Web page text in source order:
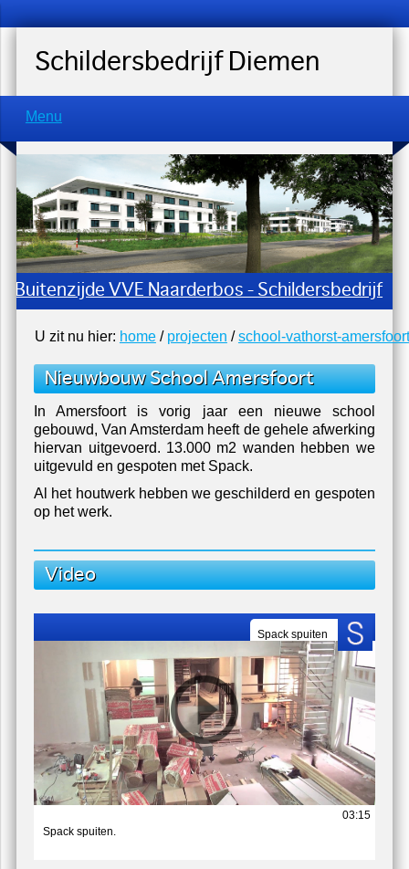
Schildersbedrijf Diemen
Menu
- Schilderwerk ShoreClub Nautisch Kwartier
U zit nu hier:home/projecten/school-vathorst-amersfoort
In Amersfoort is vorig jaar een nieuwe school
gebouwd, Van Amsterdam heeft de gehele afwerking
uitgevuld en gespoten met Spack.
Al het houtwerk hebben we geschilderd en gespoten
op het werk.
Video
Spack spuiten